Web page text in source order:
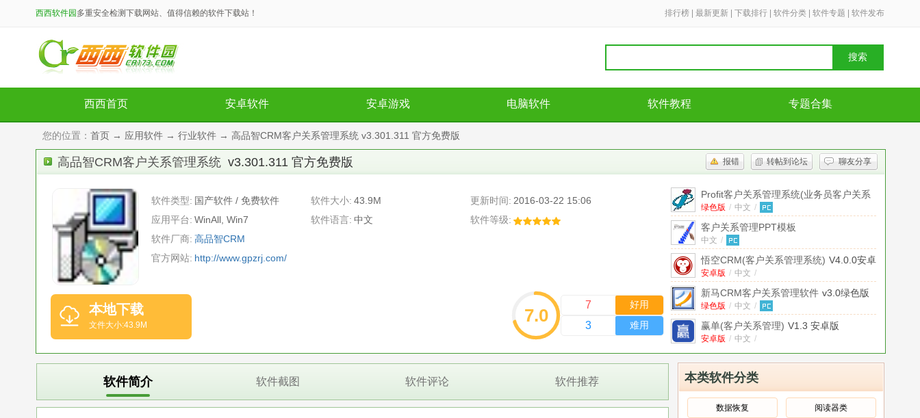
西西软件园 多重安全检测下载网站、值得信赖的软件下载站！ 排行榜 最新更新 下载排行 软件分类 软件专题 软件发布
搜索
西西首页 安卓软件 安卓游戏 电脑软件 软件教程 专题合集
您的位置： 首页 → 应用软件 → 行业软件 → 高品智CRM客户关系管理系统 v3.301.311 官方免费版
高品智CRM客户关系管理系统 v3.301.311 官方免费版 报错 转帖到论坛 聊友分享
软件类型: 国产软件 / 免费软件 软件大小: 43.9M 更新时间: 2016-03-22 15:06
应用平台: WinAll, Win7 软件语言: 中文
软件等级:
软件厂商: 高品智CRM
官方网站: http://www.gpzrj.com/
本地下载
文件大小:43.9M 7.0
7 好用
3 难用
Profit客户关系管理系统(业务员客户关系
管理) V3.6 绿色简体中文免费版
绿色版 / 中文 /
客户关系管理PPT模板
中文 /
悟空CRM(客户关系管理系统) V4.0.0安卓
版
安卓版 / 中文 /
新马CRM客户关系管理软件 v3.0绿色版
绿色版 / 中文 /
赢单(客户关系管理) V1.3 安卓版
安卓版 / 中文 /
版
免费版 / 中文 /
客户无忧手机版 958安卓版
安卓版 / 中文
本类软件分类
数据恢复 阅读器类
软件简介 软件截图 软件评论 软件推荐